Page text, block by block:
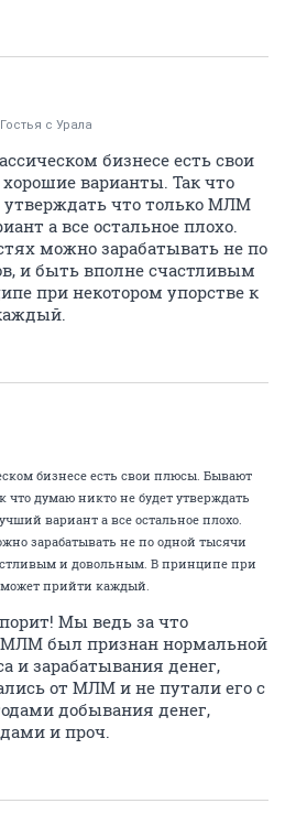
Гостья с Урала
бизнесе есть свои
варианты. Так что
что только МЛМ
а все остальное плохо.
можно зарабатывать не по
и быть вполне счастливым
при некотором упорстве к
бизнесе есть свои плюсы. Бывают
что думаю никто не будет утверждать
вариант а все остальное плохо.
зарабатывать не по одной тысячи
и довольным. В принципе при
может прийти каждый.
Мы ведь за что
МЛМ был признан нормальной
и зарабатывания денег,
от МЛМ и не путали его с
добывания денег,
и проч.